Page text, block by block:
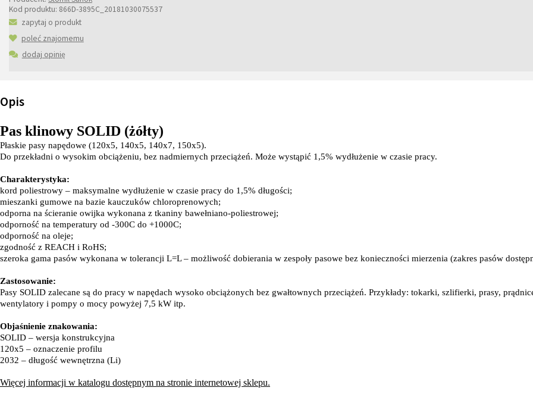
Kod produktu: 866D-3895C_20181030075537
zapytaj o produkt
poleć znajomemu
dodaj opinię
Opis
Pas klinowy SOLID (żółty)
Płaskie pasy napędowe (120x5, 140x5, 140x7, 150x5).
Do przekładni o wysokim obciążeniu, bez nadmiernych przeciążeń. Może wystąpić 1,5% wydłużenie w czasie pracy.
Charakterystyka:
kord poliestrowy – maksymalne wydłużenie w czasie pracy do 1,5% długości;
mieszanki gumowe na bazie kauczuków chloroprenowych;
odporna na ścieranie owijka wykonana z tkaniny bawełniano-poliestrowej;
odporność na temperatury od -300C do +1000C;
odporność na oleje;
zgodność z REACH i RoHS;
szeroka gama pasów wykonana w tolerancji L=L – możliwość dobierania w zespoły pasowe bez konieczności mierzenia (zakres pasów
Zastosowanie:
Pasy SOLID zalecane są do pracy w napędach wysoko obciążonych bez gwałtownych przeciążeń. Przykłady: tokarki, szlifierki, prasy,
wentylatory i pompy o mocy powyżej 7,5 kW itp.
Objaśnienie znakowania:
SOLID – wersja konstrukcyjna
120x5 – oznaczenie profilu
2032 – długość wewnętrzna (Li)
Więcej informacji w katalogu dostępnym na stronie internetowej sklepu.